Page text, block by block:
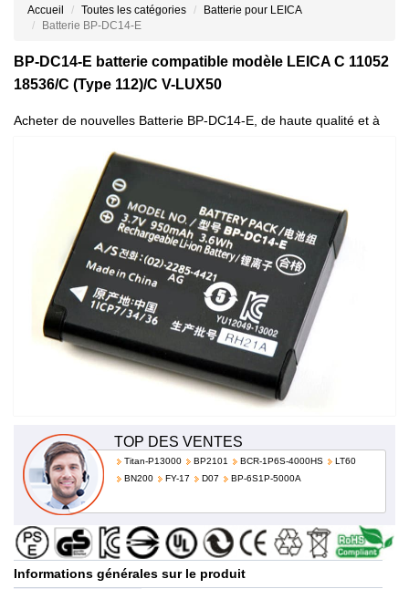
Accueil Toutes les catégories
Batterie pour LEICA
Batterie BP-DC14-E
BP-DC14-E batterie compatible modèle LEICA C 11052
18536/C (Type 112)/C V-LUX50
Acheter de nouvelles Batterie BP-DC14-E, de haute qualité et à
TOP DES VENTES
Titan-P13000 BP2101 BCR-1P6S-4000HS
LT60
BN200
FY-17 D07 BP-6S1P-5000A
Informations générales sur le produit